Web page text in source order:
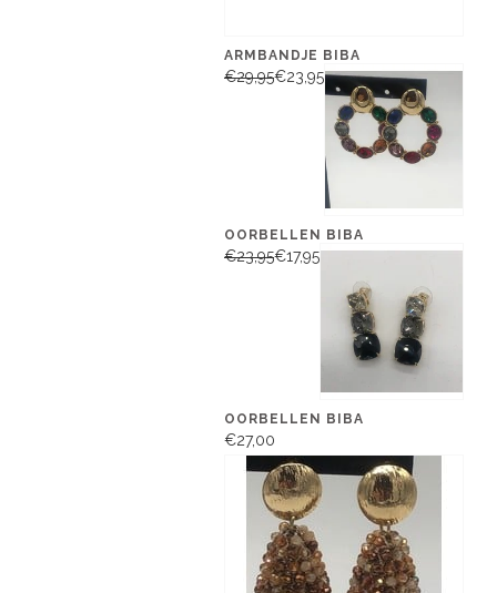
ARMBANDJE BIBA
€29,95€23,95
OORBELLEN BIBA
€23,95€17,95
OORBELLEN BIBA
€27,00